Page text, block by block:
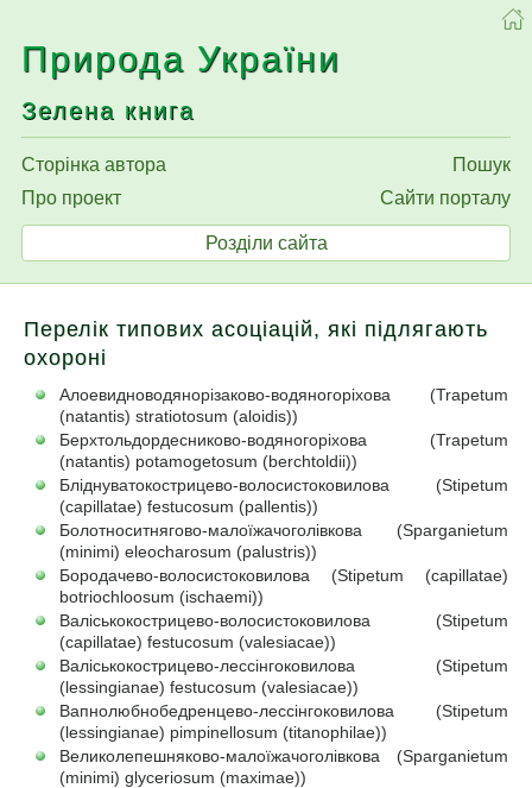
Природа України
Зелена книга
Сайти порталу
Пошук
Про проект
Сторінка автора
Розділи сайта
Перелік типових асоціацій, які підлягають
охороні
Алоевидноводянорізаково-водяногоріхова (Trapetum
(natantis) stratiotosum (aloidis))
Берхтольдордесниково-водяногоріхова (Trapetum
(natantis) potamogetosum (berchtoldii))
Бліднуватокострицево-волосистоковилова (Stipetum
(capillatae) festucosum (pallentis))
Болотноситнягово-малоїжачоголівкова (Sparganietum
(minimi) eleocharosum (palustris))
Бородачево-волосистоковилова (Stipetum (capillatae)
botriochloosum (ischaemi))
Валіськокострицево-волосистоковилова (Stipetum
(capillatae) festucosum (valesiacae))
Валіськокострицево-лессінгоковилова (Stipetum
(lessingianae) festucosum (valesiacae))
Вапнолюбнобедренцево-лессінгоковилова (Stipetum
(lessingianae) pimpinellosum (titanophilae))
Великолепешняково-малоїжачоголівкова (Sparganietum
(minimi) glycerіosum (maximae))